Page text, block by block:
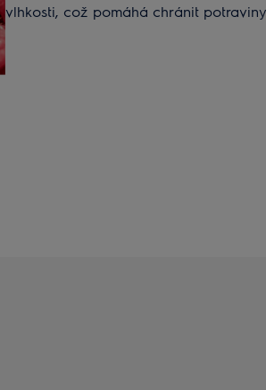
vlhkosti, což pomáhá chránit